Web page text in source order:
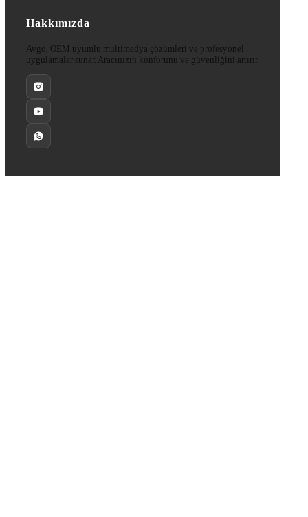
Hakkımızda
Avgo, OEM uyumlu multimedya çözümleri ve profesyonel
uygulamalar sunar. Aracınızın konforunu ve güvenliğini artırır.